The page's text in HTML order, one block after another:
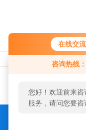
在线交流
咨询热线
您好！欢迎前来
服务，请问您要咨
返